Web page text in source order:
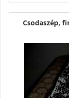
Csodaszép,